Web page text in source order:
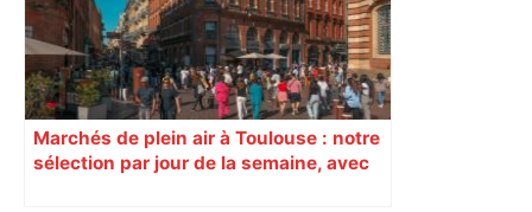
Marchés de plein air à Toulouse : notre
sélection par jour de la semaine, avec